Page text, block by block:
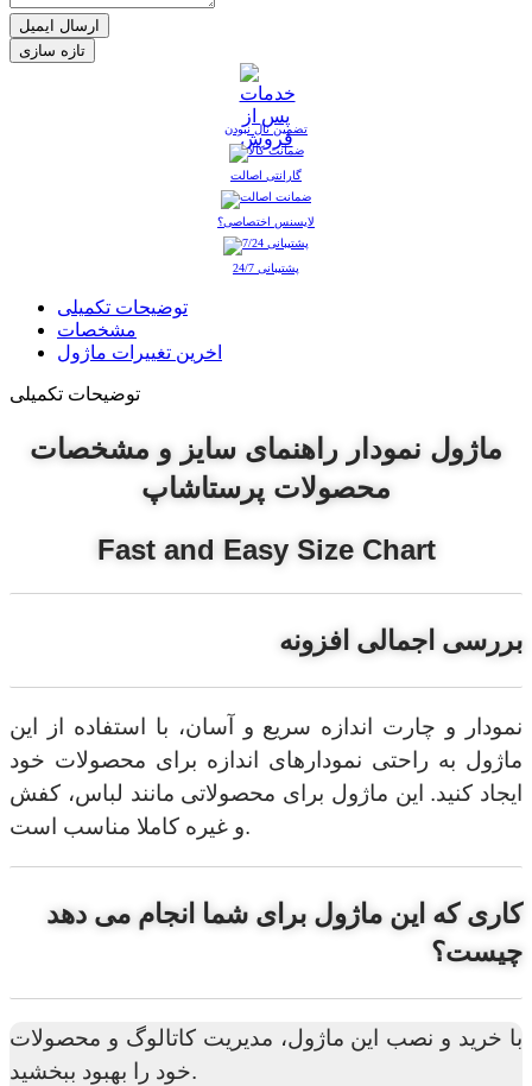
ارسال ایمیل
تضمین نال نبودن
گارانتی اصالت
لایسنس اختصاصی؟
پشتیبانی 24/7
توضیحات تکمیلی
مشخصات
اخرین تغییرات ماژول
توضیحات تکمیلی
ماژول نمودار راهنمای سایز و مشخصات
محصولات پرستاشاپ
Fast and Easy Size Chart
بررسی اجمالی افزونه
نمودار و چارت اندازه سریع و آسان، با استفاده از این
ماژول به راحتی نمودارهای اندازه برای محصولات خود
ایجاد کنید. این ماژول برای محصولاتی مانند لباس، کفش
و غیره کاملا مناسب است.
کاری که این ماژول برای شما انجام می دهد
چیست؟
با خرید و نصب این ماژول، مدیریت کاتالوگ و محصولات
خود را بهبود ببخشید.